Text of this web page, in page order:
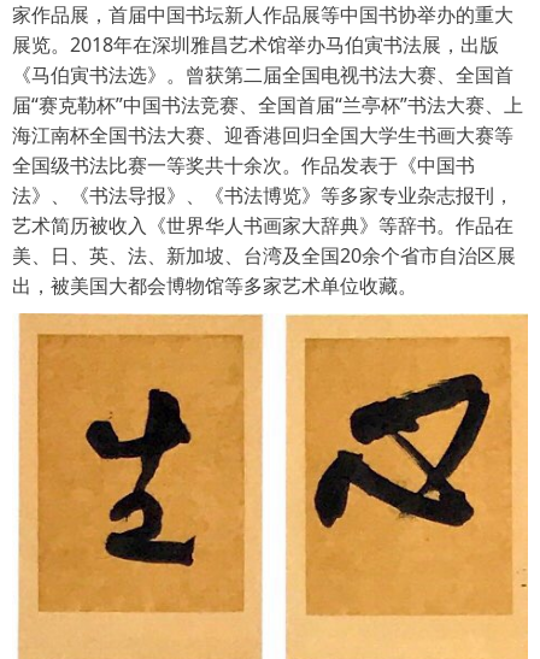
家作品展，首届中国书坛新人作品展等中国书协举办的重大
展览。2018年在深圳雅昌艺术馆举办马伯寅书法展，出版
《马伯寅书法选》。曾获第二届全国电视书法大赛、全国首
届“赛克勒杯”中国书法竞赛、全国首届“兰亭杯”书法大赛、上
海江南杯全国书法大赛、迎香港回归全国大学生书画大赛等
全国级书法比赛一等奖共十余次。作品发表于《中国书
法》、《书法导报》、《书法博览》等多家专业杂志报刊，
艺术简历被收入《世界华人书画家大辞典》等辞书。作品在
美、日、英、法、新加坡、台湾及全国20余个省市自治区展
出，被美国大都会博物馆等多家艺术单位收藏。